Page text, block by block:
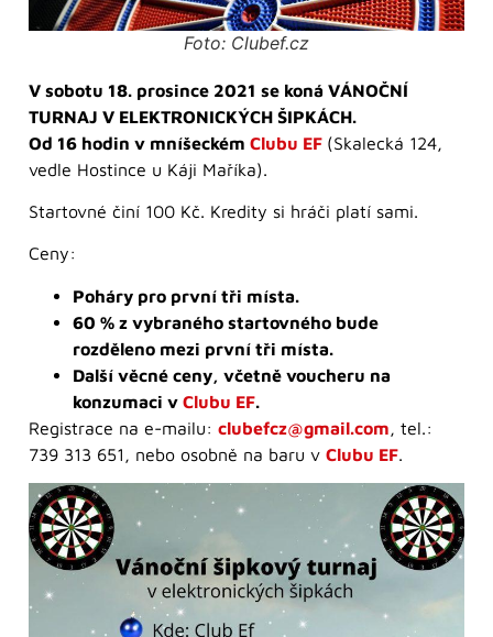
Foto: Clubef.cz
V sobotu 18. prosince 2021 se koná VÁNOČNÍ
TURNAJ V ELEKTRONICKÝCH ŠIPKÁCH.
Od 16 hodin v mníšeckém Clubu EF (Skalecká 124,
vedle Hostince u Káji Maříka).
Startovné činí 100 Kč. Kredity si hráči platí sami.
Ceny:
Poháry pro první tři místa.
60 % z vybraného startovného bude
rozděleno mezi první tři místa.
Další věcné ceny, včetně voucheru na
konzumaci v Clubu EF.
Registrace na e-mailu: clubefcz@gmail.com, tel.:
739 313 651, nebo osobně na baru v Clubu EF.